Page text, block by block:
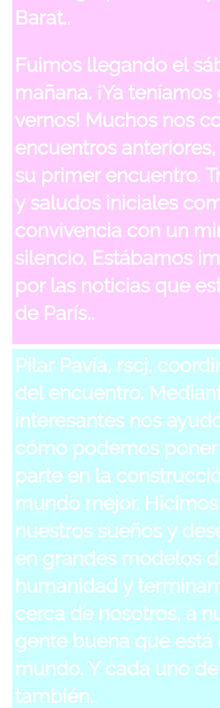
Barat..
Fuimos llegando el
mañana. ¡Ya
vernos! Muchos nos
encuentros
su primer encuentro.
y saludos iniciales
convivencia con un
silencio. Estábamos
por las noticias que
de París..
Pilar Pavía, rscj,
del encuentro.
interesantes nos
cómo podemos
parte en la
mundo mejor.
nuestros sueños y
en grandes modelos
humanidad y
cerca de nosotros, a
gente buena que
mundo. Y cada uno
también..